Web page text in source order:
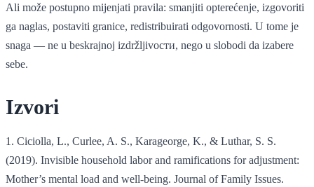
Ali može postupno mijenjati pravila: smanjiti opterećenje, izgovoriti
ga naglas, postaviti granice, redistribuirati odgovornosti. U tome je
snaga — ne u beskrajnoj izdržljivости, nego u slobodi da izabere
sebe.
Izvori
1. Ciciolla, L., Curlee, A. S., Karageorge, K., & Luthar, S. S.
(2019). Invisible household labor and ramifications for adjustment:
Mother’s mental load and well-being. Journal of Family Issues.